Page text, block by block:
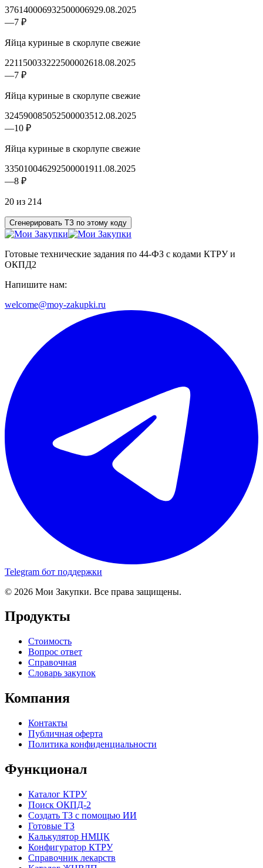
376140006932500006929.08.2025
—7 ₽
Яйца куриные в скорлупе свежие
221150033222500002618.08.2025
—7 ₽
Яйца куриные в скорлупе свежие
324590085052500003512.08.2025
—10 ₽
Яйца куриные в скорлупе свежие
335010046292500001911.08.2025
—8 ₽
20 из 214
Сгенерировать ТЗ по этому коду
Готовые технические задания по 44-ФЗ с кодами КТРУ и
ОКПД2
Напишите нам:
welcome@moy-zakupki.ru
Telegram бот поддержки
© 2026 Мои Закупки. Все права защищены.
Продукты
Стоимость
Вопрос ответ
Справочная
Словарь закупок
Компания
Контакты
Публичная оферта
Политика конфиденциальности
Функционал
Каталог КТРУ
Поиск ОКПД-2
Создать ТЗ с помощью ИИ
Готовые ТЗ
Калькулятор НМЦК
Конфигуратор КТРУ
Справочник лекарств